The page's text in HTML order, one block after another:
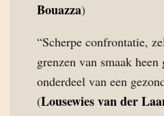
Bouazza)
“Scherpe confrontatie,
grenzen van smaak
onderdeel van een
(Lousewies van der